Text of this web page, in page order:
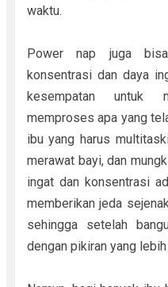
waktu.
Power nap juga bisa
konsentrasi dan daya
kesempatan untuk
memproses apa yang
ibu yang harus
merawat bayi, dan
ingat dan konsentrasi
memberikan jeda
sehingga setelah
dengan pikiran yang lebih